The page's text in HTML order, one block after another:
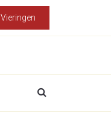
Vieringen